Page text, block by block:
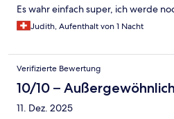
Es wahr einfach super, ich werde
Judith, Aufenthalt von 1 Nacht
Verifizierte Bewertung
10/10 – Außergewöhnlich
11. Dez. 2025